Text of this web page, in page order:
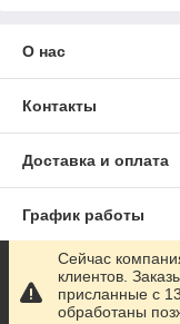
О нас
Контакты
Доставка и оплата
График работы
Полная версия
Сейчас
клиентов.
присланные с
обработаны